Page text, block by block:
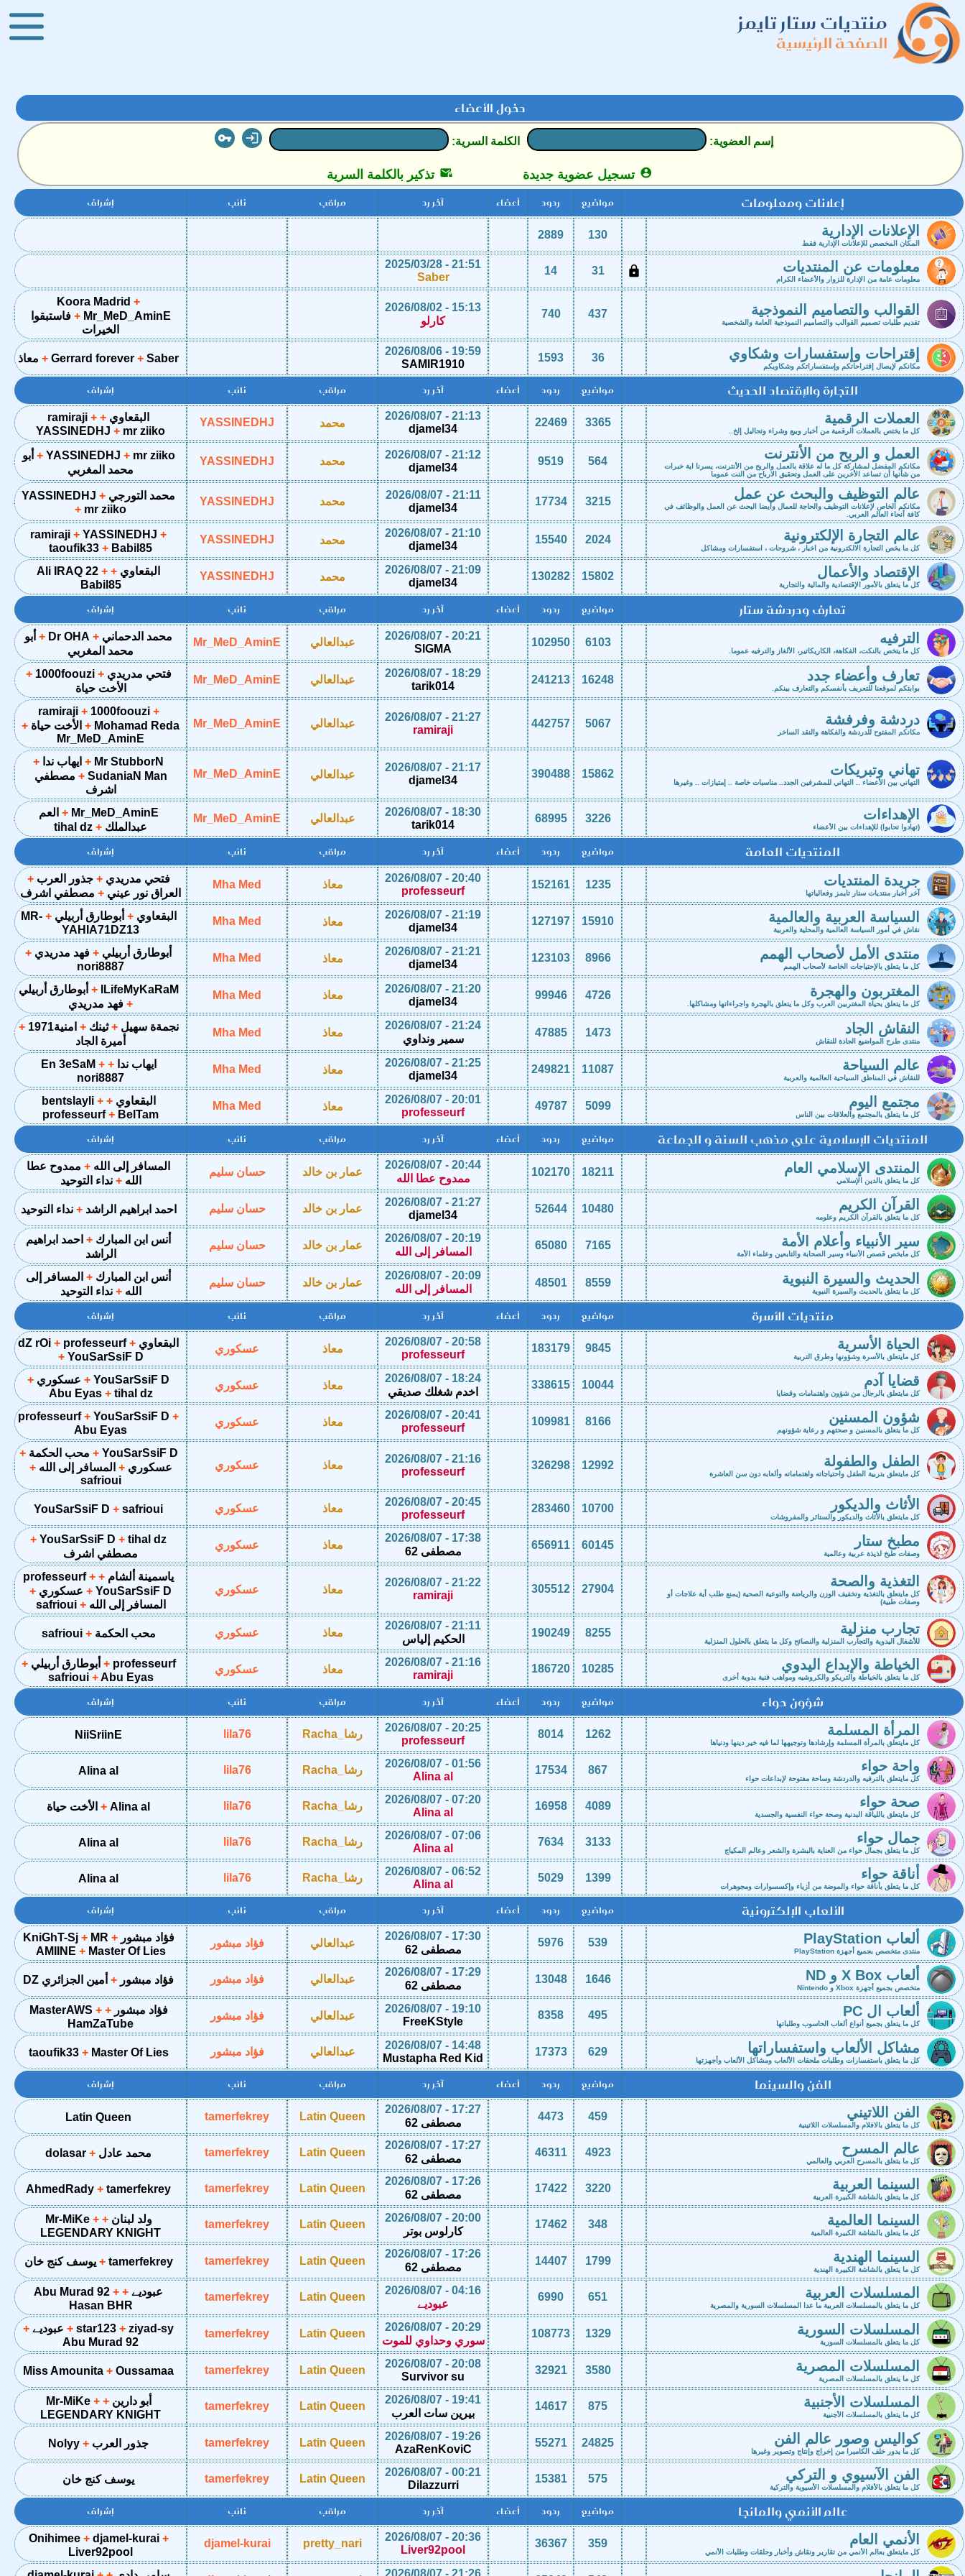
منتديات ستار تايمز
الصفحة الرئيسية
دخول الأعضاء
إسم العضوية: الكلمة السرية: 

 تسجيل عضوية جديدة  تذكير بالكلمة السرية
إعلانات ومعلومات مواضيع ردود أعضاء آخر رد مراقب نائب إشراف
الإعلانات الإدارية
المكان المخصص للإعلانات الإدارية فقط
130
2889
معلومات عن المنتديات
معلومات عامة من الإدارة للزوار والأعضاء الكرام

31
14
21:51 - 2025/03/28
Saber
القوالب والتصاميم النموذجية
تقديم طلبات تصميم القوالب والتصاميم النموذجية العامة والشخصية
437
740
15:13 - 2026/08/02
كارلو
Koora Madrid
Mr_MeD_AminE
فاستبقوا
الخيرات
إقتراحات وإستفسارات وشكاوي
مكانكم لإيصال إقتراحاتكم وإستفساراتكم وشكاويكم
36
1593
19:59 - 2026/08/06
SAMIR1910
Gerrard forever Saber معاذ
التجارة والإقتصاد الحديث مواضيع ردود أعضاء آخر رد مراقب نائب إشراف
العملات الرقمية
كل ما يختص بالعملات الرقمية من أخبار وبيع وشراء وتحاليل إلخ..
3365
22469
21:13 - 2026/08/07
djamel34
محمد YASSINEDHJ البقعاوي
ramiraji
YASSINEDHJ
mr ziiko
العمل و الربح من الأنترنت
مكانكم المفضل لمشاركة كل ما له علاقة بالعمل والربح من الأنترنت، يسرنا اية خبرات
من شأنها أن تساعد الأخرين على العمل وتحقيق الارباح من النت عموما
564
9519
21:12 - 2026/08/07
djamel34
محمد YASSINEDHJ
YASSINEDHJ mr ziiko
أبو
محمد المغربي
عالم التوظيف والبحث عن عمل
مكانكم الخاص لإعلانات التوظيف والحاجة للعمال وأيضا البحث عن العمل والوظائف في
كافة أنحاء العالم العربي.
3215
17734
21:11 - 2026/08/07
djamel34
محمد YASSINEDHJ محمد التورجي
YASSINEDHJ
mr ziiko
عالم التجارة الإلكترونية
كل ما يخص التجارة الالكترونية من اخبار ، شروحات ، استفسارات ومشاكل
2024
15540
21:10 - 2026/08/07
djamel34
محمد YASSINEDHJ
ramiraji
YASSINEDHJ
taoufik33
Babil85
الإقتصاد والأعمال
كل ما يتعلق بالأمور الإقتصادية والمالية والتجارية
15802
130282
21:09 - 2026/08/07
djamel34
محمد YASSINEDHJ البقعاوي
Ali IRAQ 22
Babil85
تعارف ودردشة ستار مواضيع ردود أعضاء آخر رد مراقب نائب إشراف
الترفيه
كل ما يتخص بالنكت، الفكاهة، الكاريكاتير، الألغاز والترفيه عموما.
6103
102950
20:21 - 2026/08/07
SlGMA
عبدالعالي Mr_MeD_AminE محمد الدحماني Dr OHA
أبو
محمد المغربي
تعارف وأعضاء جدد
بوابتكم لموقعنا للتعريف بأنفسكم والتعارف بينكم.
16248
241213
18:29 - 2026/08/07
tarik014
عبدالعالي Mr_MeD_AminE فتحي مدريدي
1000foouzi
الأخت حياة
دردشة وفرفشة
مكانكم المفتوح للدردشة والفكاهة والنقد الساخر
5067
442757
21:27 - 2026/08/07
ramiraji
عبدالعالي Mr_MeD_AminE
ramiraji
1000foouzi
Mohamad Reda
الأخت حياة
Mr_MeD_AminE
تهاني وتبريكات
التهاني بين الأعضاء .. التهاني للمشرفين الجدد.. مناسبات خاصة .. إمتيازات .. وغيرها
15862
390488
21:17 - 2026/08/07
djamel34
عبدالعالي Mr_MeD_AminE
Mr StubborN
ايهاب ندا
SudaniaN Man
مصطفي
اشرف
الإهداءات
(تهادوا تحابوا) للإهداءات بين الأعضاء
3226
68995
18:30 - 2026/08/07
tarik014
عبدالعالي Mr_MeD_AminE
Mr_MeD_AminE
العم
عبدالملك
tihal dz
المنتديات العامة مواضيع ردود أعضاء آخر رد مراقب نائب إشراف
جريدة المنتديات
آخر أخبار منتديات ستار تايمز وفعالياتها
1235
152161
20:40 - 2026/08/07
professeurf
معاذ Mha Med فتحي مدريدي
جذور العرب
العراق نور عيني
مصطفي اشرف
السياسة العربية والعالمية
نقاش في أمور السياسة العالمية والمحلية والعربية
15910
127197
21:19 - 2026/08/07
djamel34
معاذ Mha Med البقعاوي أبوطارق أربيلي
MR-
YAHIA71DZ13
منتدى الأمل لأصحاب الهمم
كل ما يتعلق بالإحتياجات الخاصة لأصحاب الهمم
8966
123103
21:21 - 2026/08/07
djamel34
معاذ Mha Med أبوطارق أربيلي
فهد مدريدي
nori8887
المغتربون والهجرة
كل ما يتعلق بحياة المغتربين العرب وكل ما يتعلق بالهجرة واجراءاتها ومشاكلها.
4726
99946
21:20 - 2026/08/07
djamel34
معاذ Mha Med
ILifeMyKaRaM
أبوطارق أربيلي
فهد مدريدي
النقاش الجاد
منتدى طرح المواضيع الجادة للنقاش
1473
47885
21:24 - 2026/08/07
سمير ونداوي
معاذ Mha Med نجمةة سهيل ثينك
امنية1971
أميرة الجاد
عالم السياحة
للنقاش في المناطق السياحية العالمية والعربية
11087
249821
21:25 - 2026/08/07
djamel34
معاذ Mha Med ايهاب ندا
En 3eSaM
nori8887
مجتمع اليوم
كل ما يتعلق بالمجتمع والعلاقات بين الناس
5099
49787
20:01 - 2026/08/07
professeurf
معاذ Mha Med البقعاوي
bentslayli
professeurf
BelTam
المنتديات الإسلامية على مذهب السنة و الجماعة مواضيع ردود أعضاء آخر رد مراقب نائب إشراف
المنتدى الإسلامي العام
كل ما يتعلق بالدين الإسلامي
18211
102170
20:44 - 2026/08/07
ممدوح عطا الله
عمار بن خالد حسان سليم المسافر إلى الله
ممدوح عطا
الله
نداء التوحيد
القرآن الكريم
كل ما يتعلق بالقرآن الكريم وعلومه
10480
52644
21:27 - 2026/08/07
djamel34
عمار بن خالد حسان سليم احمد ابراهيم الراشد نداء التوحيد
سير الأنبياء وأعلام الأمة
كل مايخص قصص الأنبياء وسير الصحابة والتابعين وعلماء الأمة
7165
65080
20:19 - 2026/08/07
المسافر إلى الله
عمار بن خالد حسان سليم أنس ابن المبارك
احمد ابراهيم
الراشد
الحديث والسيرة النبوية
كل ما يتعلق بالحديث والسيرة النبوية
8559
48501
20:09 - 2026/08/07
المسافر إلى الله
عمار بن خالد حسان سليم أنس ابن المبارك
المسافر إلى
الله
نداء التوحيد
منتديات الأسرة مواضيع ردود أعضاء آخر رد مراقب نائب إشراف
الحياة الأسرية
كل مايتعلق بالأسرة وشؤونها وطرق التربية
9845
183179
20:58 - 2026/08/07
professeurf
معاذ عسكوري البقعاوي dZ rOi
professeurf
YouSarSsiF D
قضايا آدم
كل مايتعلق بالرجال من شؤون واهتمامات وقضايا
10044
338615
18:24 - 2026/08/07
اخدم شغلك صديقي
معاذ عسكوري YouSarSsiF D
عسكوري
Abu Eyas
tihal dz
شؤون المسنين
كل ما يتعلق بالمسنين و صحتهم و رعاية شؤونهم
8166
109981
20:41 - 2026/08/07
professeurf
معاذ عسكوري professeurf
YouSarSsiF D
Abu Eyas
الطفل والطفولة
كل مايتعلق بتربية الطفل واحتياجاته واهتماماته وألعابه دون سن العاشرة
12992
326298
21:16 - 2026/08/07
professeurf
معاذ عسكوري
YouSarSsiF D
محب الحكمة
عسكوري
المسافر إلى الله
safrioui
الأثاث والديكور
كل مايتعلق بالأثاث والديكور والستائر والمفروشات
10700
283460
20:45 - 2026/08/07
professeurf
معاذ عسكوري YouSarSsiF D safrioui
مطبخ ستار
وصفات طبخ لذيذة عربية وعالمية
60145
656911
17:38 - 2026/08/07
مصطفى 62
معاذ عسكوري YouSarSsiF D
tihal dz
مصطفي اشرف
التغذية والصحة
كل مايتعلق بالتغذية وتخفيف الوزن والرياضة والتوعية الصحية (يمنع طلب أية علاجات أو
وصفات طبية)
27904
305512
21:22 - 2026/08/07
ramiraji
معاذ عسكوري
ياسمينة ألشام
professeurf
YouSarSsiF D
عسكوري
المسافر إلى الله
safrioui
تجارب منزلية
للأشغال اليدوية والتجارب المنزلية والنصائح وكل ما يتعلق بالحلول المنزلية
8255
190249
21:11 - 2026/08/07
الحكيم إلياس
معاذ عسكوري محب الحكمة safrioui
الخياطة والإبداع اليدوي
كل ما يتعلق بالخياطة والتريكو والكروشيه ومواهب فنية يدوية أخرى
10285
186720
21:16 - 2026/08/07
ramiraji
معاذ عسكوري professeurf
أبوطارق أربيلي
safrioui
Abu Eyas
شؤون حواء مواضيع ردود أعضاء آخر رد مراقب نائب إشراف
المرأة المسلمة
كل مايتعلق بالمرأة المسلمة وإرشادها وتوجيهها لما فيه خير دينها ودنياها
1262
8014
20:25 - 2026/08/07
professeurf
رشا_Racha lila76
NiiSriinE
واحة حواء
كل مايتعلق بالترفيه والدردشة وساحة مفتوحة لإبداعات حواء
867
17534
01:56 - 2026/08/07
Alina al
رشا_Racha lila76
Alina al
صحة حواء
كل مايتعلق باللياقة البدنية وصحة حواء النفسية والجسدية
4089
16958
07:20 - 2026/08/07
Alina al
رشا_Racha lila76
Alina al الأخت حياة
جمال حواء
كل ما يتعلق بجمال حواء من العناية بالبشرة والشعر وعالم المكياج
3133
7634
07:06 - 2026/08/07
Alina al
رشا_Racha lila76
Alina al
أناقة حواء
كل ما يتعلق بأناقة حواء والموضة من أزياء وإكسسوارات ومجوهرات
1399
5029
06:52 - 2026/08/07
Alina al
رشا_Racha lila76
Alina al
الألعاب الإلكترونية مواضيع ردود أعضاء آخر رد مراقب نائب إشراف
ألعاب PlayStation
منتدى متخصص بجميع أجهزة PlayStation
539
5976
17:30 - 2026/08/07
مصطفى 62
عبدالعالي فؤاد مبشور فؤاد مبشور KniGhT-Sj
MR
AMIINE
Master Of Lies
ألعاب X Box و ND
متخصص بجميع أجهزة Xbox و Nintendo
1646
13048
17:29 - 2026/08/07
مصطفى 62
عبدالعالي فؤاد مبشور فؤاد مبشور أمين الجزائري DZ
ألعاب ال PC
كل ما يتعلق بجميع أنواع ألعاب الحاسوب وطلباتها
495
8358
19:10 - 2026/08/07
FreeKStyle
عبدالعالي فؤاد مبشور فؤاد مبشور
MasterAWS
HamZaTube
مشاكل الألعاب واستفساراتها
كل ما يتعلق باستفسارات وطلبات ملحقات الألعاب ومشاكل الألعاب وأجهزتها
629
17373
14:48 - 2026/08/07
Mustapha Red Kid
عبدالعالي فؤاد مبشور taoufik33 Master Of Lies
الفن والسينما مواضيع ردود أعضاء آخر رد مراقب نائب إشراف
الفن اللاتيني
كل ما يتعلق بالافلام والمسلسلات اللاتينية
459
4473
17:27 - 2026/08/07
مصطفى 62
Latin Queen
tamerfekrey
Latin Queen
عالم المسرح
كل ما يتعلق بالمسرح العربي والعالمي
4923
46311
17:27 - 2026/08/07
مصطفى 62
Latin Queen
tamerfekrey محمد عادل dolasar
السينما العربية
كل ما يتعلق بالشاشة الكبيرة العربية
3220
17422
17:26 - 2026/08/07
مصطفى 62
Latin Queen
tamerfekrey
AhmedRady tamerfekrey
السينما العالمية
كل ما يتعلق بالشاشة الكبيرة العالمية
348
17462
20:00 - 2026/08/07
كارلوس بوتر
Latin Queen
tamerfekrey ولد لبنان
Mr-MiKe
LEGENDARY KNIGHT
السينما الهندية
كل ما يتعلق بالشاشة الكبيرة الهندية
1799
14407
17:26 - 2026/08/07
مصطفى 62
Latin Queen
tamerfekrey
tamerfekrey يوسف كنج خان
المسلسلات العربية
كل ما يتعلق بالمسلسلات العربية ما عدا المسلسلات السورية والمصرية
651
6990
04:16 - 2026/08/07
عبوديے
Latin Queen
tamerfekrey عبوديے
Abu Murad 92
Hasan BHR
المسلسلات السورية
كل ما يتعلق بالمسلسلات السورية
1329
108773
20:29 - 2026/08/07
سوري وحداوي للموت
Latin Queen
tamerfekrey
star123 ziyad-sy
عبوديے
Abu Murad 92
المسلسلات المصرية
كل ما يتعلق بالمسلسلات المصرية
3580
32921
20:08 - 2026/08/07
Survivor su
Latin Queen
tamerfekrey
Miss Amounita Oussamaa
المسلسلات الأجنبية
كل ما يتعلق بالمسلسلات الأجنبية
875
14617
19:41 - 2026/08/07
بيرين سات العرب
Latin Queen
tamerfekrey أبو دارين
Mr-MiKe
LEGENDARY KNIGHT
كواليس وصور عالم الفن
كل ما يدور خلف الكاميرا من إخراج وإنتاج وتصوير وغيرها
24825
55271
19:26 - 2026/08/07
AzaRenKoviC
Latin Queen
tamerfekrey جذور العرب Nolyy
الفن الآسيوي و التركي
كل ما يتعلق بالأفلام والمسلسلات الأسيوية والتركية
575
15381
00:21 - 2026/08/07
Dilazzurri
Latin Queen
tamerfekrey يوسف كنج خان
عالم الأنمي والمانجا مواضيع ردود أعضاء آخر رد مراقب نائب إشراف
الأنمي العام
كل مايتعلق بعالم الأنمي من تقارير ونقاش وأخبار وحلقات وطلبات الأنمي
359
36367
20:36 - 2026/08/07
Liver92pool
pretty_nari
djamel-kurai
Onihimee
djamel-kurai
Liver92pool
21:26 - 2026/08/07